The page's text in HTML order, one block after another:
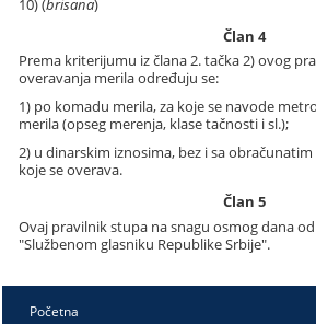
10) (brisana)
Član 4
Prema kriterijumu iz člana 2. tačka 2) ovog
overavanja merila određuju se:
1) po komadu merila, za koje se navode
merila (opseg merenja, klase tačnosti i sl.);
2) u dinarskim iznosima, bez i sa
koje se overava.
Član 5
Ovaj pravilnik stupa na snagu osmog dana
"Službenom glasniku Republike Srbije".
Početna